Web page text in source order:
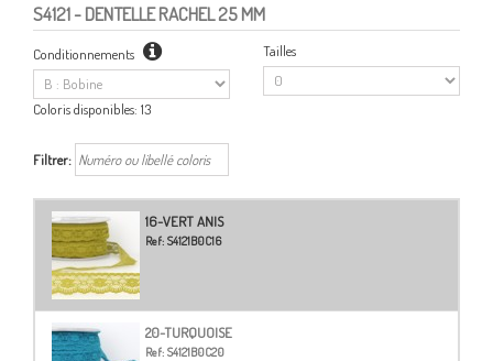
S4121- DENTELLE RACHEL 25 MM
Conditionnements Tailles
Coloris disponibles: 13
Filtrer:
16-VERT ANIS
Ref: S4121B0C16
20-TURQUOISE
Ref: S4121B0C20